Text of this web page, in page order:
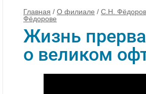
Главная / О филиале / С.Н.
Фёдорове
Жизнь
о великом